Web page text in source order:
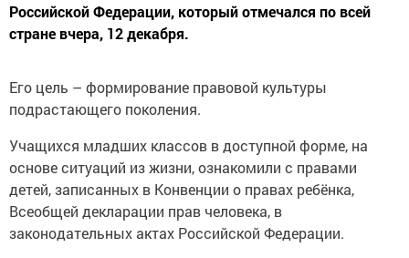
Российской Федерации, который отмечался по всей
стране вчера, 12 декабря.
Его цель – формирование правовой культуры
подрастающего поколения.
Учащихся младших классов в доступной форме, на
основе ситуаций из жизни, ознакомили с правами
детей, записанных в Конвенции о правах ребёнка,
Всеобщей декларации прав человека, в
законодательных актах Российской Федерации.